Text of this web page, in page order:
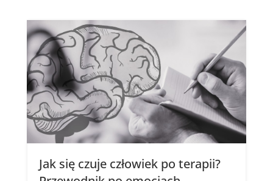
Jak się czuje człowiek po terapii?